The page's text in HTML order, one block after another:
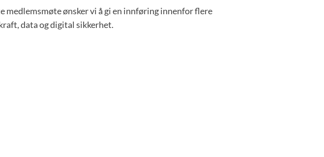
medlemsmøte ønsker vi å gi en innføring innenfor flere
data og digital sikkerhet.